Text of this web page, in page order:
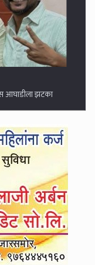
आघाडीला झटका